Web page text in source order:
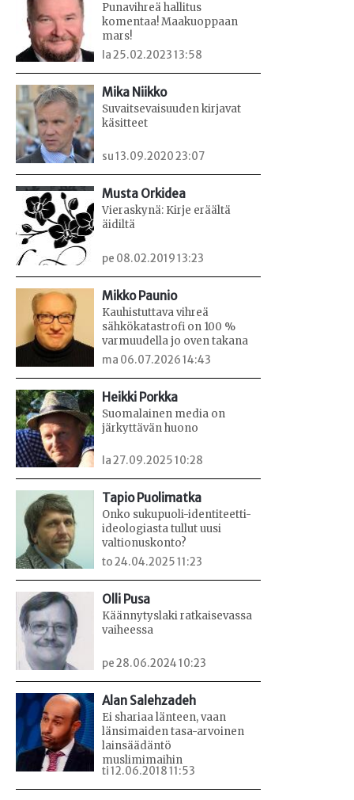
Punavihreä hallitus
komentaa! Maakuoppaan
mars!
la 25.02.2023 13:58
Mika Niikko
Suvaitsevaisuuden kirjavat
käsitteet
su 13.09.2020 23:07
Musta Orkidea
Vieraskynä: Kirje eräältä
äidiltä
pe 08.02.2019 13:23
Mikko Paunio
Kauhistuttava vihreä
sähkökatastrofi on 100 %
varmuudella jo oven takana
ma 06.07.2026 14:43
Heikki Porkka
Suomalainen media on
järkyttävän huono
la 27.09.2025 10:28
Tapio Puolimatka
Onko sukupuoli-identiteetti-
ideologiasta tullut uusi
valtionuskonto?
to 24.04.2025 11:23
Olli Pusa
Käännytyslaki ratkaisevassa
vaiheessa
pe 28.06.2024 10:23
Alan Salehzadeh
Ei shariaa länteen, vaan
länsimaiden tasa-arvoinen
lainsäädäntö
muslimimaihin
ti 12.06.2018 11:53